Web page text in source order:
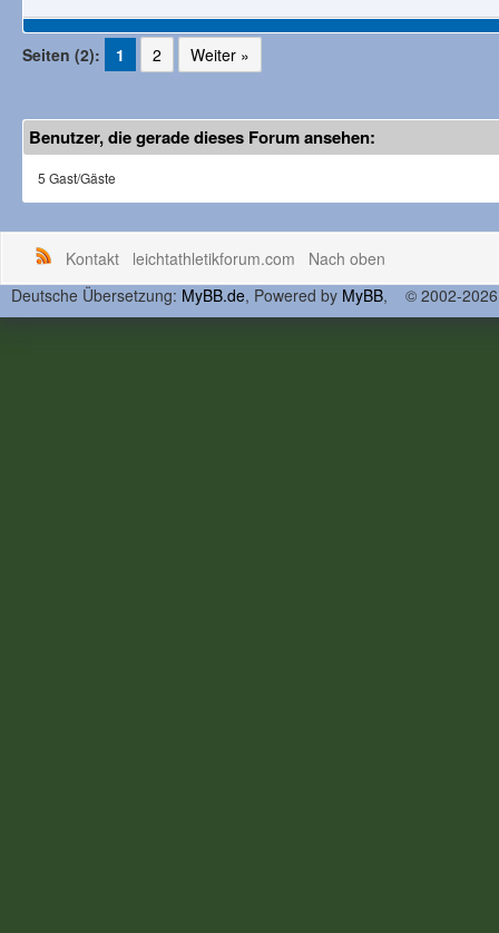
Seiten (2): 1 2 Weiter »
Benutzer, die gerade dieses Forum ansehen:
5 Gast/Gäste
Kontakt leichtathletikforum.com
Nach oben
Deutsche Übersetzung: MyBB.de, Powered by MyBB, © 2002-